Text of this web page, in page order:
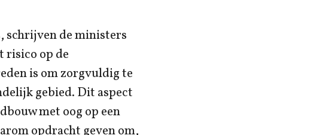
schrijven de ministers
risico op de
is om zorgvuldig te
gebied. Dit aspect
met oog op een
opdracht geven om,